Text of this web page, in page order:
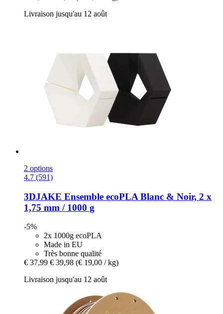
Livraison jusqu'au 12 août
2 options
4.7 (591)
3DJAKE Ensemble ecoPLA Blanc & Noir, 2 x
1,75 mm / 1000 g
-5%
2x 1000g ecoPLA
Made in EU
Très bonne qualité
€ 37,99 € 39,98 (€ 19,00 / kg)
Livraison jusqu'au 12 août